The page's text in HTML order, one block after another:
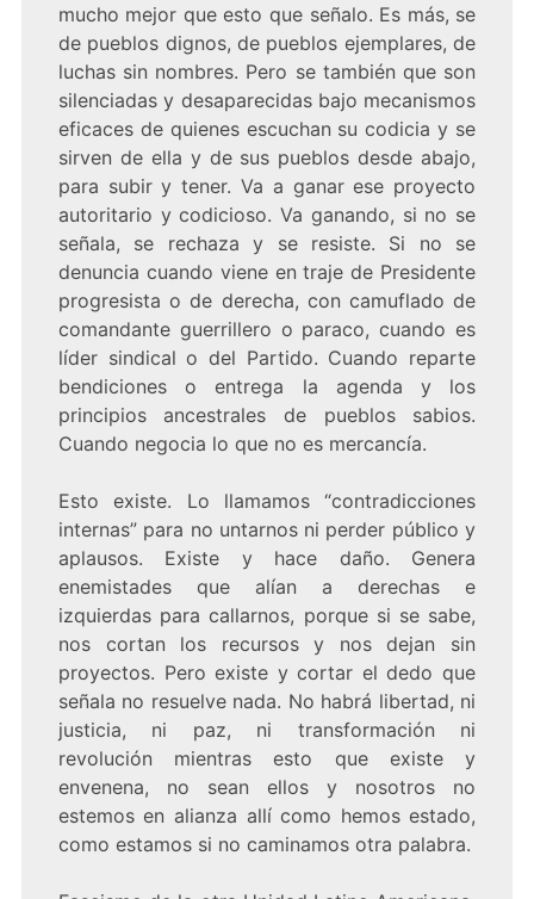
mucho mejor que esto que señalo. Es más, se
de pueblos dignos, de pueblos ejemplares, de
luchas sin nombres. Pero se también que son
silenciadas y desaparecidas bajo mecanismos
eficaces de quienes escuchan su codicia y se
sirven de ella y de sus pueblos desde abajo,
para subir y tener. Va a ganar ese proyecto
autoritario y codicioso. Va ganando, si no se
señala, se rechaza y se resiste. Si no se
denuncia cuando viene en traje de Presidente
progresista o de derecha, con camuflado de
comandante guerrillero o paraco, cuando es
líder sindical o del Partido. Cuando reparte
bendiciones o entrega la agenda y los
principios ancestrales de pueblos sabios.
Cuando negocia lo que no es mercancía.
Esto existe. Lo llamamos “contradicciones
internas” para no untarnos ni perder público y
aplausos. Existe y hace daño. Genera
enemistades que alían a derechas e
izquierdas para callarnos, porque si se sabe,
nos cortan los recursos y nos dejan sin
proyectos. Pero existe y cortar el dedo que
señala no resuelve nada. No habrá libertad, ni
justicia, ni paz, ni transformación ni
revolución mientras esto que existe y
envenena, no sean ellos y nosotros no
estemos en alianza allí como hemos estado,
como estamos si no caminamos otra palabra.